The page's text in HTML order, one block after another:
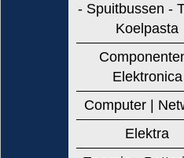
- Spuitbussen -
Koelpasta
Componenten
Elektronica
Computer |
Elektra